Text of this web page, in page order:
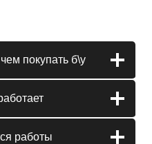
покупать б\у
работы